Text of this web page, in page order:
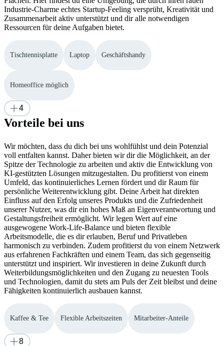
Industrie-Charme echtes Startup-Feeling versprüht, Kreativität und
Zusammenarbeit aktiv unterstützt und dir alle notwendigen
Ressourcen für deine Aufgaben bietet.
Tischtennisplatte Laptop Geschäftshandy
Homeoffice möglich
4
Vorteile bei uns
Wir möchten, dass du dich bei uns wohlfühlst und dein Potenzial
voll entfalten kannst. Daher bieten wir dir die Möglichkeit, an der
Spitze der Technologie zu arbeiten und aktiv die Entwicklung von
KI-gestützten Lösungen mitzugestalten. Du profitierst von einem
Umfeld, das kontinuierliches Lernen fördert und dir Raum für
persönliche Weiterentwicklung gibt. Deine Arbeit hat direkten
Einfluss auf den Erfolg unseres Produkts und die Zufriedenheit
unserer Nutzer, was dir ein hohes Maß an Eigenverantwortung und
Gestaltungsfreiheit ermöglicht. Wir legen Wert auf eine
ausgewogene Work-Life-Balance und bieten flexible
Arbeitsmodelle, die es dir erlauben, Beruf und Privatleben
harmonisch zu verbinden. Zudem profitierst du von einem Netzwerk
aus erfahrenen Fachkräften und einem Team, das sich gegenseitig
unterstützt und inspiriert. Wir investieren in deine Zukunft durch
Weiterbildungsmöglichkeiten und den Zugang zu neuesten Tools
und Technologien, damit du stets am Puls der Zeit bleibst und deine
Fähigkeiten kontinuierlich ausbauen kannst.
Kaffee & Tee Flexible Arbeitszeiten Mitarbeiter-Anteile
8